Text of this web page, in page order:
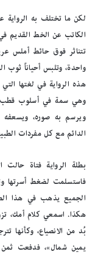
لكن ما تختلف به الرواية
الكاتب عن الخط القديم
تتناثر فوق حائط أملس
واحدة، وتلبس أحياناً ثوب
هذه الرواية في لغتها
وهي سمة في أسلوب قطب،
ويرسم به صوره، ويسعفه
الدائم مع كل مفردات
بطلة الرواية فتاة حالت
فاستسلمت لضغط أسرتها
الجميع يذهب في هذا
هكذا. اسمعي كلام أمك،
بُد من الانصياع، وكأنها
يمين شمال»، فدفعت ثمن